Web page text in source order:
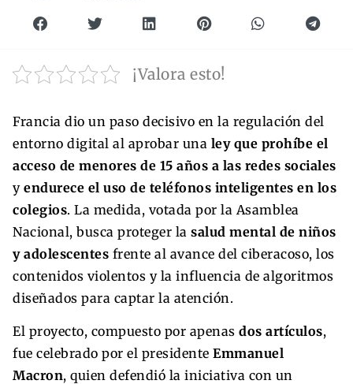
¡Valora esto!
Francia dio un paso decisivo en la regulación del
entorno digital al aprobar una ley que prohíbe el
acceso de menores de 15 años a las redes sociales
y endurece el uso de teléfonos inteligentes en los
colegios. La medida, votada por la Asamblea
Nacional, busca proteger la salud mental de niños
y adolescentes frente al avance del ciberacoso, los
contenidos violentos y la influencia de algoritmos
diseñados para captar la atención.
El proyecto, compuesto por apenas dos artículos,
fue celebrado por el presidente Emmanuel
Macron, quien defendió la iniciativa con un